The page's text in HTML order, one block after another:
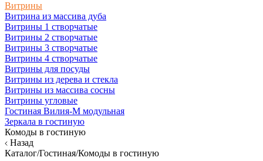
Витрины
Витрина из массива дуба
Витрины 1 створчатые
Витрины 2 створчатые
Витрины 3 створчатые
Витрины 4 створчатые
Витрины для посуды
Витрины из дерева и стекла
Витрины из массива сосны
Витрины угловые
Гостиная Вилия-М модульная
Зеркала в гостиную
Комоды в гостиную
Назад
Каталог/Гостиная/Комоды в гостиную